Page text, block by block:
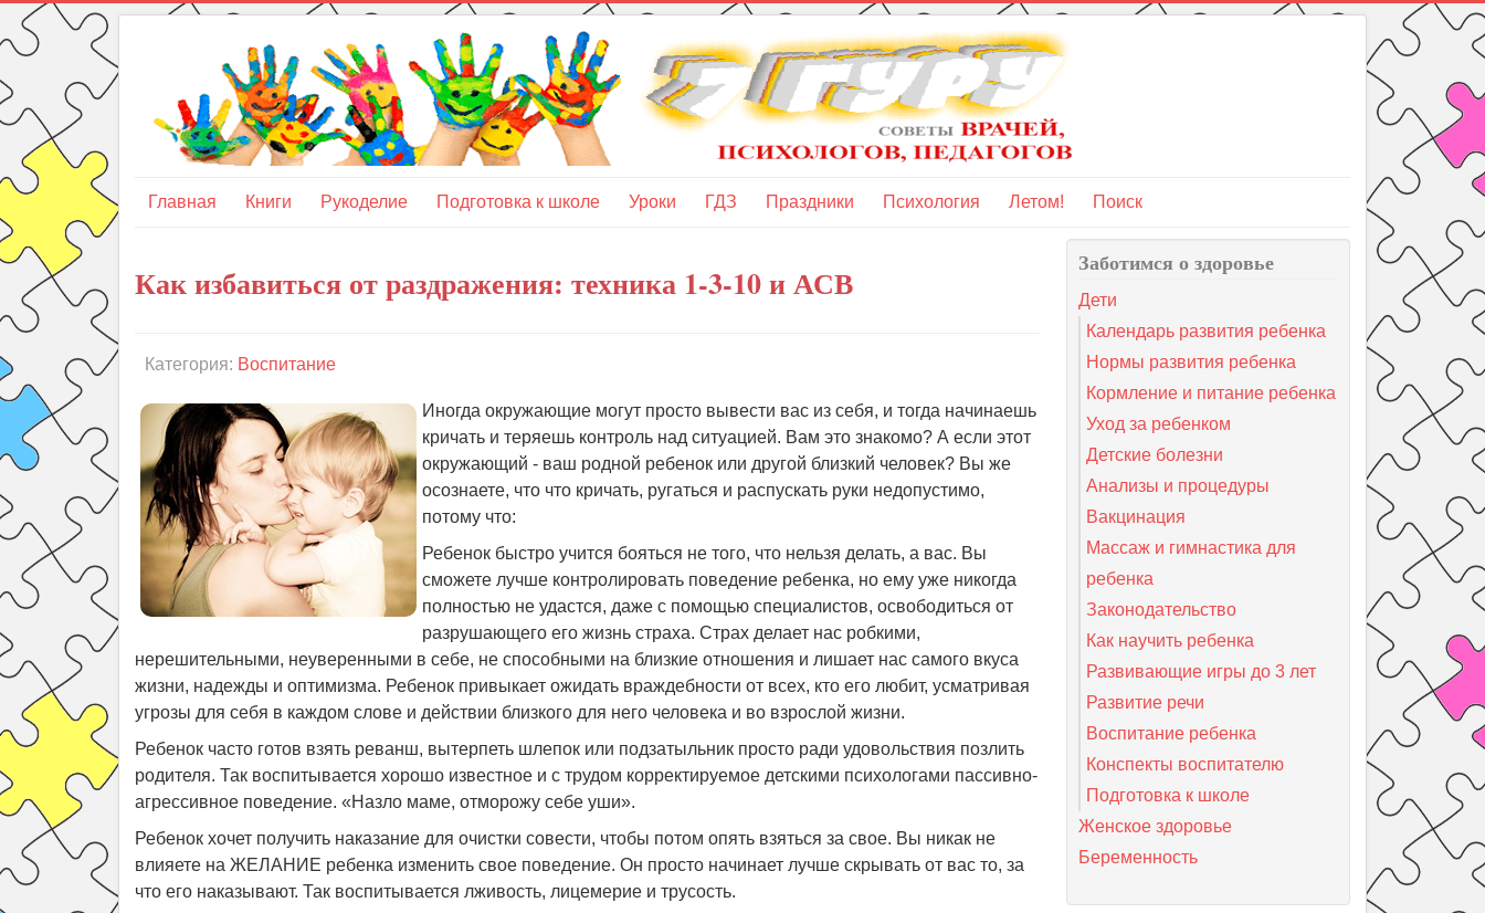
Главная Книги Рукоделие Подготовка к школе Уроки ГДЗ Праздники Психология Летом! Поиск
Как избавиться от раздражения: техника 1-3-10 и АСВ
Категория: Воспитание
Иногда окружающие могут просто вывести вас из себя, и тогда начинаешь
кричать и теряешь контроль над ситуацией. Вам это знакомо? А если этот
окружающий - ваш родной ребенок или другой близкий человек? Вы же
осознаете, что что кричать, ругаться и распускать руки недопустимо,
потому что:
Ребенок быстро учится бояться не того, что нельзя делать, а вас. Вы
сможете лучше контролировать поведение ребенка, но ему уже никогда
полностью не удастся, даже с помощью специалистов, освободиться от
разрушающего его жизнь страха. Страх делает нас робкими,
нерешительными, неуверенными в себе, не способными на близкие отношения и лишает нас самого вкуса
жизни, надежды и оптимизма. Ребенок привыкает ожидать враждебности от всех, кто его любит, усматривая
угрозы для себя в каждом слове и действии близкого для него человека и во взрослой жизни.
Ребенок часто готов взять реванш, вытерпеть шлепок или подзатыльник просто ради удовольствия позлить
родителя. Так воспитывается хорошо известное и с трудом корректируемое детскими психологами пассивно-
агрессивное поведение. «Назло маме, отморожу себе уши».
Ребенок хочет получить наказание для очистки совести, чтобы потом опять взяться за свое. Вы никак не
влияете на ЖЕЛАНИЕ ребенка изменить свое поведение. Он просто начинает лучше скрывать от вас то, за
что его наказывают. Так воспитывается лживость, лицемерие и трусость.
Заботимся о здоровье
Дети
Календарь развития ребенка
Нормы развития ребенка
Кормление и питание ребенка
Уход за ребенком
Детские болезни
Анализы и процедуры
Вакцинация
Массаж и гимнастика для
ребенка
Законодательство
Как научить ребенка
Развивающие игры до 3 лет
Развитие речи
Воспитание ребенка
Конспекты воспитателю
Подготовка к школе
Женское здоровье
Беременность